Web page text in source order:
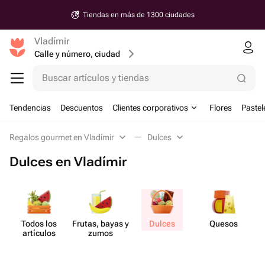
Tiendas en más de 1300 ciudades
Vladímir
Calle y número, ciudad
Buscar artículos y tiendas
Tendencias Descuentos Clientes corporativos Flores
Regalos gourmet en Vladímir Dulces
Dulces en Vladímir
Todos los
artículos
Frutas, bayas y
zumos
Dulces Quesos